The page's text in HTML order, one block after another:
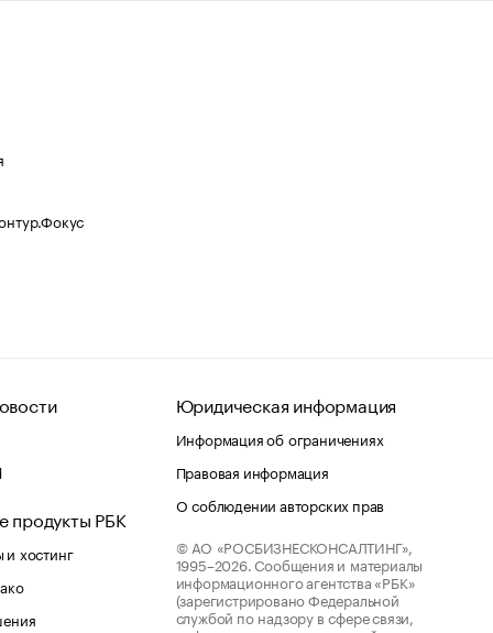
продукты РБК
хостинг
Юридическая информация
Информация об ограничениях
Правовая информация
О соблюдении авторских прав
© АО «РОСБИЗНЕСКОНСАЛТИНГ»,
1995–2026. Сообщения и материалы
информационного агентства «РБК»
(зарегистрировано Федеральной
службой по надзору в сфере связи,